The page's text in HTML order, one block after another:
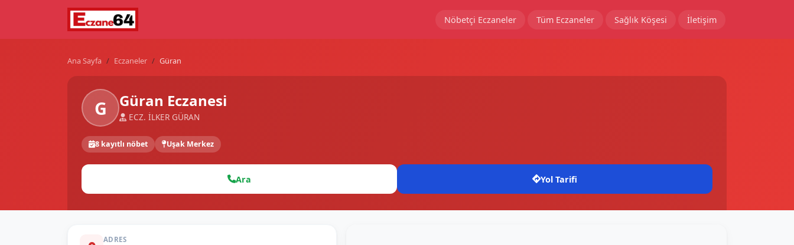
Nöbetçi Eczaneler Tüm Eczaneler Sağlık Köşesi İletişim
Ana Sayfa Eczaneler Güran
G Güran Eczanesi
ECZ. İLKER GÜRAN
8 kayıtlı nöbet Uşak Merkez
Ara Yol Tarifi
ADRES